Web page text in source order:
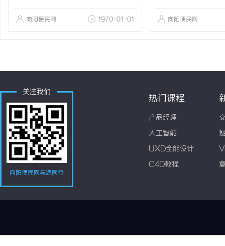
向阳便民网 1970-01-01 向阳便民网
关注我们
向阳便民网与您同行
热门课程
产品经理
人工智能
UXD全能设计
C4D教程